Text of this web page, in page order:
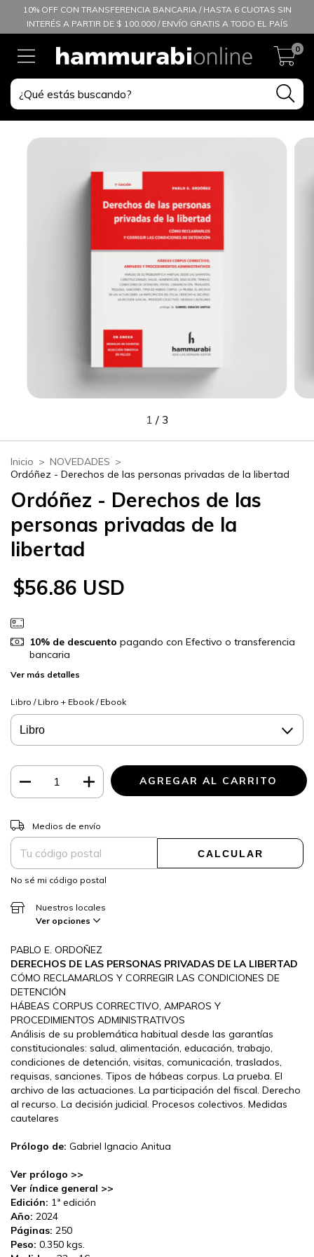
10% OFF CON TRANSFERENCIA BANCARIA / HASTA 6 CUOTAS SIN
INTERÉS A PARTIR DE $ 100.000 / ENVÍO GRATIS A TODO EL PAÍS
0
1 / 3
Inicio > NOVEDADES >
Ordóñez - Derechos de las personas privadas de la libertad
Ordóñez - Derechos de las
personas privadas de la
libertad
$56.86 USD
10% de descuento pagando con Efectivo o transferencia
bancaria
Ver más detalles
Libro / Libro + Ebook / Ebook
Entregas para el CP:
Medios de envío
CALCULAR
No sé mi código postal
Nuestros locales
Ver opciones
PABLO E. ORDOÑEZ
DERECHOS DE LAS PERSONAS PRIVADAS DE LA LIBERTAD
CÓMO RECLAMARLOS Y CORREGIR LAS CONDICIONES DE
DETENCIÓN
HÁBEAS CORPUS CORRECTIVO, AMPAROS Y
PROCEDIMIENTOS ADMINISTRATIVOS
Análisis de su problemática habitual desde las garantías
constitucionales: salud, alimentación, educación, trabajo,
condiciones de detención, visitas, comunicación, traslados,
requisas, sanciones. Tipos de hábeas corpus. La prueba. El
archivo de las actuaciones. La participación del fiscal. Derecho
al recurso. La decisión judicial. Procesos colectivos. Medidas
cautelares
Prólogo de: Gabriel Ignacio Anitua
Ver prólogo >>
Ver índice general >>
Edición: 1ª edición
Año: 2024
Páginas: 250
Peso: 0.350 kgs.